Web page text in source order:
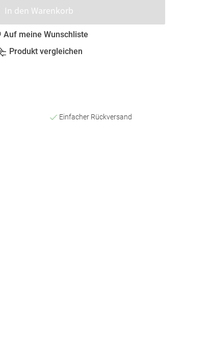
In den Warenkorb
Auf meine Wunschliste
Produkt vergleichen
Einfacher Rückversand